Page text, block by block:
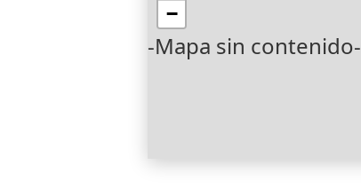
-Mapa sin contenido-
−